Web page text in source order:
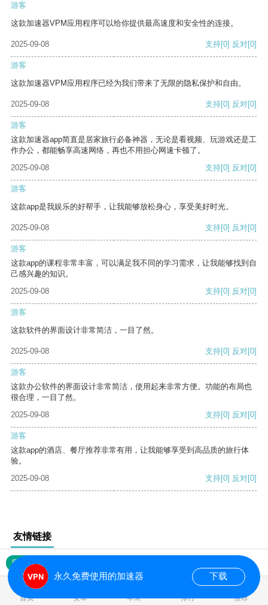
游客
这款加速器VPM应用程序可以给你提供最高速度和安全性的连接。
2025-09-08 支持[0] 反对[0]
游客
这款加速器VPM应用程序已经为我们带来了无限的隐私保护和自由。
2025-09-08 支持[0] 反对[0]
游客
这款加速器app简直是居家旅行必备神器，无论是看视频、玩游戏还是工
作办公，都能畅享高速网络，再也不用担心网速卡顿了。
2025-09-08
支持[0] 反对[0]
游客
这款app是我娱乐的好帮手，让我能够放松身心，享受美好时光。
2025-09-08 支持[0] 反对[0]
游客
这款app的课程非常丰富，可以满足我不同的学习需求，让我能够找到自
己感兴趣的知识。
2025-09-08
支持[0] 反对[0]
游客
这款软件的界面设计非常简洁，一目了然。
2025-09-08 支持[0] 反对[0]
游客
这款办公软件的界面设计非常简洁，使用起来非常方便。功能的布局也
很合理，一目了然。
2025-09-08
支持[0] 反对[0]
游客
这款app的酒店、餐厅推荐非常有用，让我能够享受到高品质的旅行体
验。
2025-09-08
支持[0] 反对[0]
友情链接
网站地图
首页 安卓 苹果 排行 推荐
永久免费使用的加速器 下载
0.017793s